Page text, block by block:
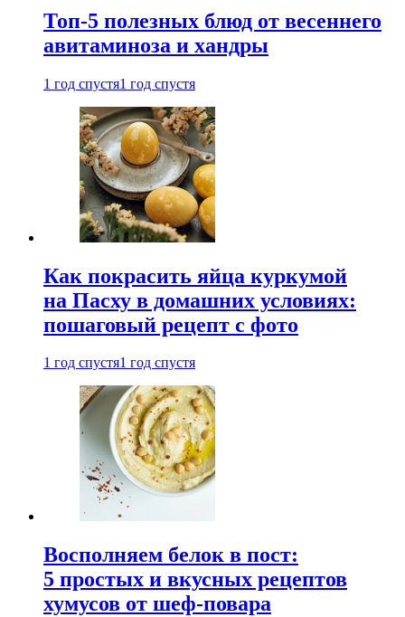
Топ-5 полезных блюд от весеннего
авитаминоза и хандры
1 год спустя1 год спустя
Как покрасить яйца куркумой
на Пасху в домашних условиях:
пошаговый рецепт с фото
1 год спустя1 год спустя
Восполняем белок в пост:
5 простых и вкусных рецептов
хумусов от шеф-повара